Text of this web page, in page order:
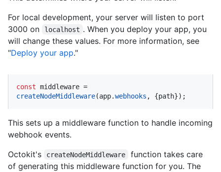
For local development, your server will listen to port
3000 on
localhost . When you deploy your app, you
will change these values. For more information, see
"Deploy your app."
const
createNodeMiddleware(app.webhooks , {path});
This sets up a middleware function to handle incoming
webhook events.
Octokit's
createNodeMiddleware
function takes care
of generating this middleware function for you. The